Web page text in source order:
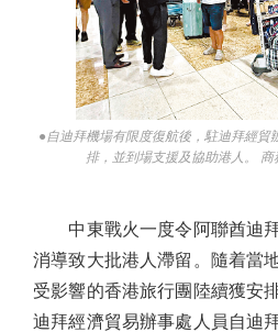
●自迪拜機場有限度復航後，駐迪拜經貿
排，並到場支援及協助港人。
中東戰火一度令阿聯酋迪拜
消導致大批港人滯留。隨着當
受影響的香港旅行團陸續獲安
迪拜經濟貿易辦事處人員自迪